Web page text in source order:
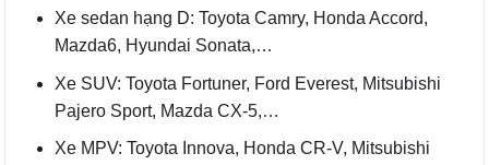
Xe sedan hạng D: Toyota Camry, Honda Accord,
Mazda6, Hyundai Sonata,…
Xe SUV: Toyota Fortuner, Ford Everest, Mitsubishi
Pajero Sport, Mazda CX-5,…
Xe MPV: Toyota Innova, Honda CR-V, Mitsubishi